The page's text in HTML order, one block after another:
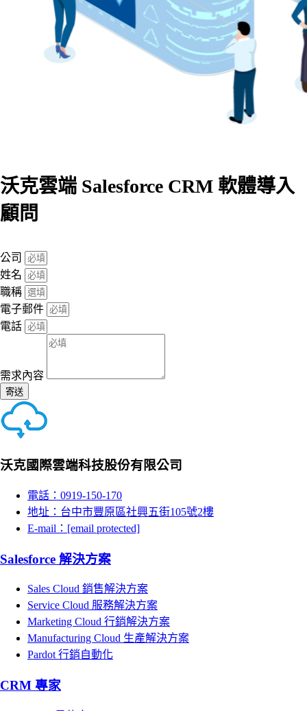
沃克雲端 Salesforce CRM 軟體導入
顧問
公司
姓名
職稱
電子郵件
電話
需求內容
寄送
沃克國際雲端科技股份有限公司
電話：0919-150-170
地址：台中市豐原區社興五街105號2樓
E-mail： [email protected]
Salesforce 解決方案
Sales Cloud 銷售解決方案
Service Cloud 服務解決方案
Marketing Cloud 行銷解決方案
Manufacturing Cloud 生產解決方案
Pardot 行銷自動化
CRM 專家